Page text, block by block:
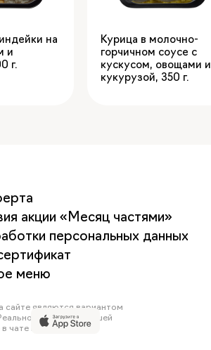
на
и
Курица в молочно-
горчичном соусе с
кускусом, овощами и
кукурузой, 350
акции «Месяц частями»
персональных данных
меню
являются вариантом
меню ближайшей
чате поддержки.